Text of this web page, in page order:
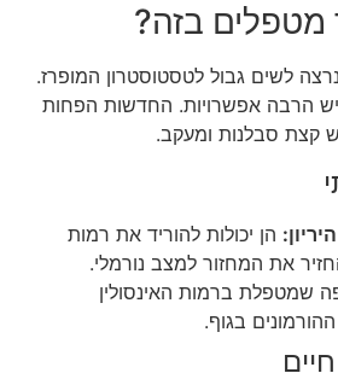
מטפלים בזה?
לשים גבול לטסטוסטרון המופרז.
הרבה אפשרויות. החדשות הפחות
קצת סבלנות ומעקב.
הן יכולות להוריד את רמות
את המחזור למצב נורמלי.
שמטפלת ברמות האינסולין
בגוף.